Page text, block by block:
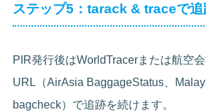
ステップ5：tarack & traceで追
PIR発行後はWorldTracerまたは航空
URL（AirAsia BaggageStatus、
bagcheck）で追跡を続けます。